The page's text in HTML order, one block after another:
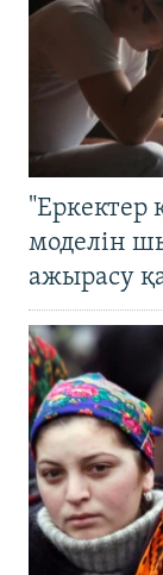
"Еркектер
моделін
ажырасу